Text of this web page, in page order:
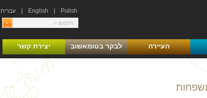
Polish
English עברית
העיירה לבקר בטומאשוב יצירת קשר